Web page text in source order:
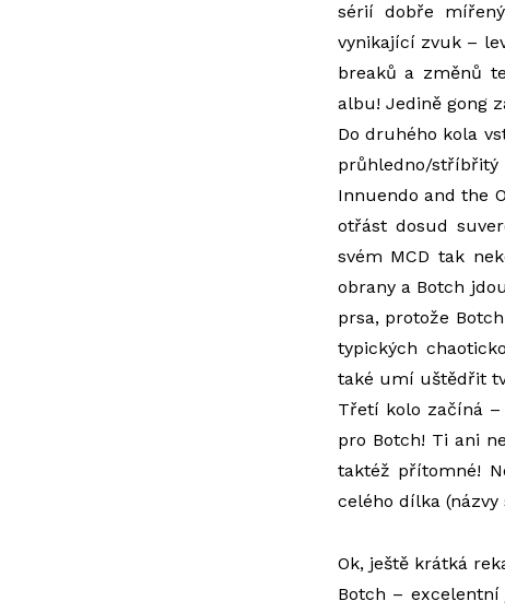
sérií dobře
vynikající zvuk –
breaků a změnů
albu! Jedině gong
Do druhého kola
průhledno/stříbřitý
Innuendo and the
otřást dosud
svém MCD tak
obrany a Botch
prsa, protože
typických
také umí uštědřit
Třetí kolo začíná
pro Botch! Ti ani
taktéž přítomné!
celého dílka
Ok, ještě krátká
Botch –